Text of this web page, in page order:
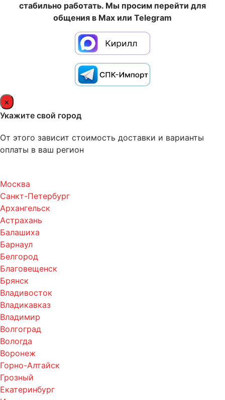
стабильно работать. Мы просим перейти для
общения в Max или Telegram
×
Укажите свой город
От этого зависит стоимость доставки и варианты
оплаты в ваш регион
Москва
Санкт-Петербург
Архангельск
Астрахань
Балашиха
Барнаул
Белгород
Благовещенск
Брянск
Владивосток
Владикавказ
Владимир
Волгоград
Вологда
Воронеж
Горно-Алтайск
Грозный
Екатеринбург